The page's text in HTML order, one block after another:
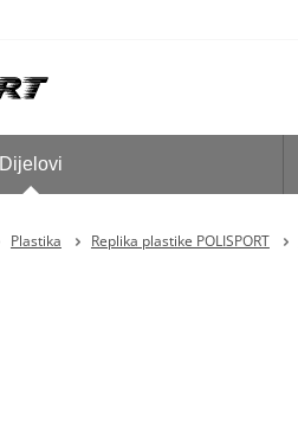
Dijelovi
Plastika Replika plastike POLISPORT